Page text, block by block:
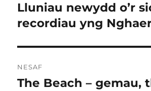
blaenorol:
Lluniau newydd o’r
recordiau yng
NESAF
Cofnod
The Beach – gemau,